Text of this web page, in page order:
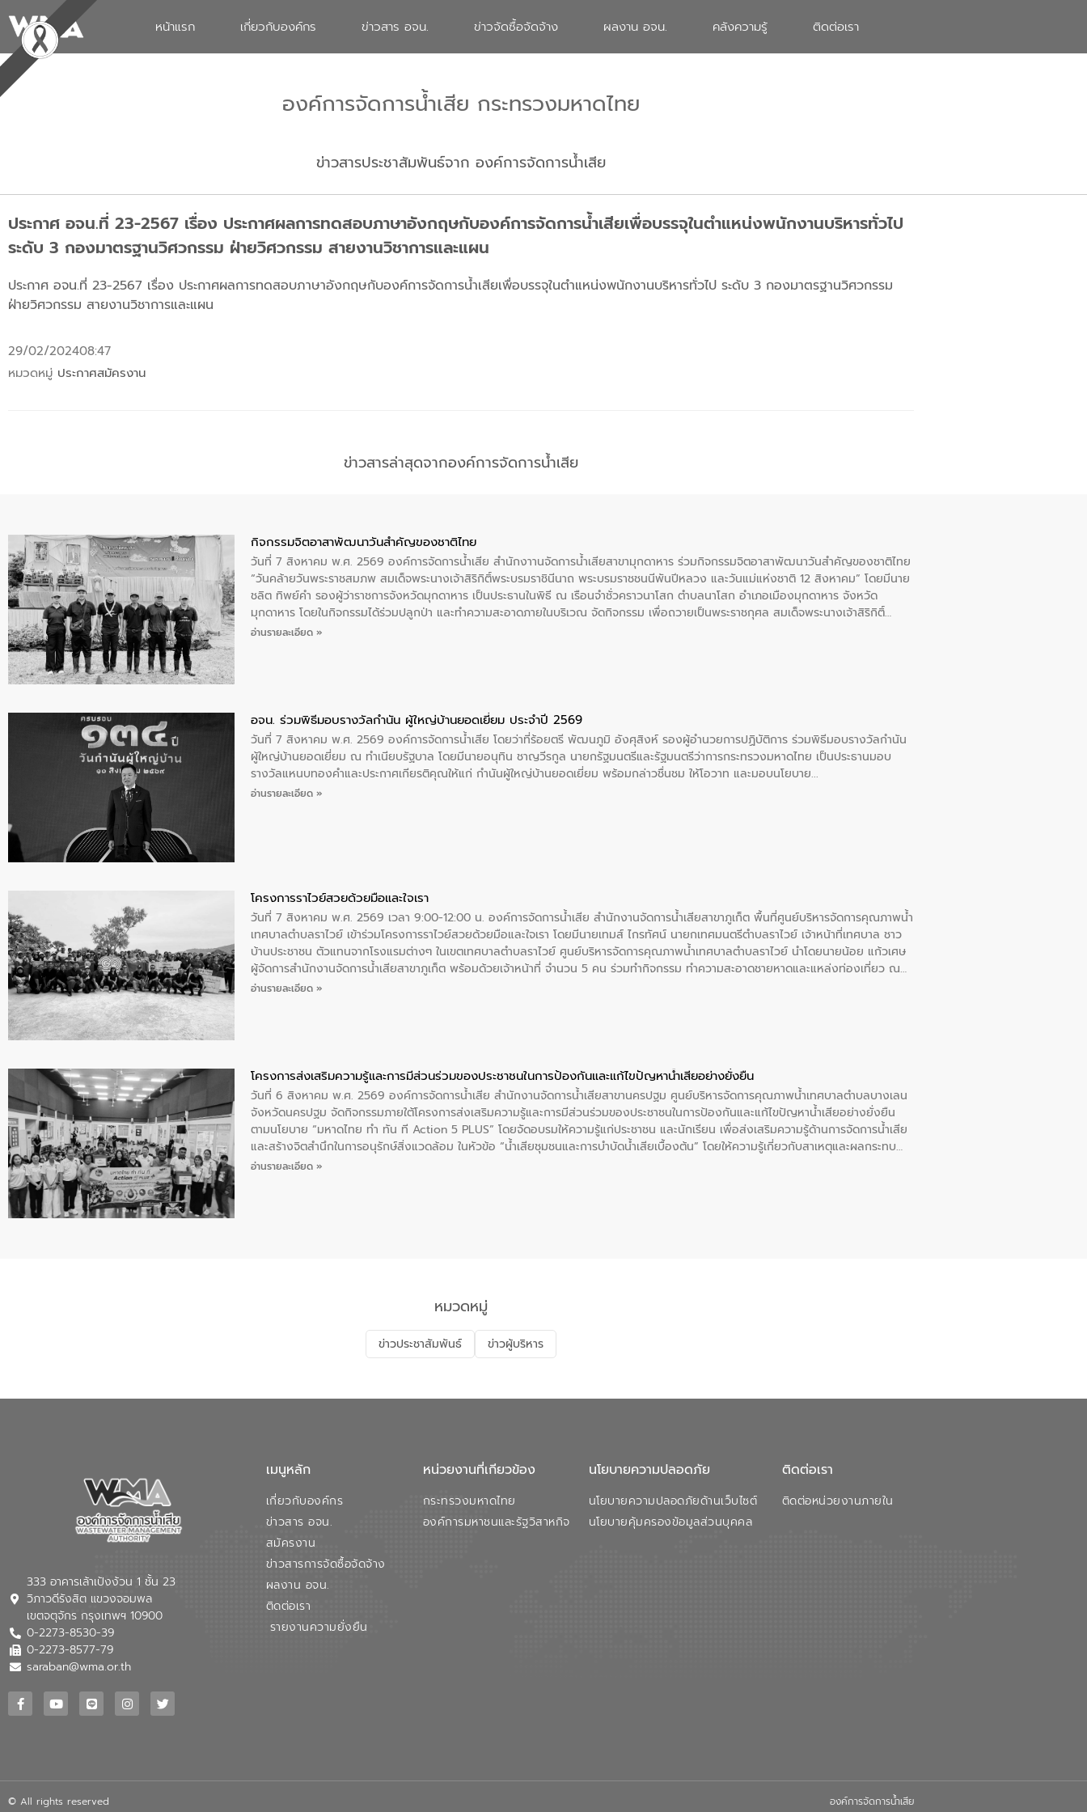
หน้าแรก เกี่ยวกับองค์กร ข่าวสาร อจน. ข่าวจัดซื้อจัดจ้าง ผลงาน อจน. คลังความรู้ ติดต่อเรา
องค์การจัดการน้ำเสีย กระทรวงมหาดไทย
ข่าวสารประชาสัมพันธ์จาก องค์การจัดการน้ำเสีย
ประกาศ อจน.ที่ 23-2567 เรื่อง ประกาศผลการทดสอบภาษาอังกฤษกับองค์การจัดการน้ำเสียเพื่อบรรจุในตำแหน่งพนักงานบริหารทั่วไป
ระดับ 3 กองมาตรฐานวิศวกรรม ฝ่ายวิศวกรรม สายงานวิชาการและแผน
ประกาศ อจน.ที่ 23-2567 เรื่อง ประกาศผลการทดสอบภาษาอังกฤษกับองค์การจัดการน้ำเสียเพื่อบรรจุในตำแหน่งพนักงานบริหารทั่วไป ระดับ 3 กองมาตรฐานวิศวกรรม
ฝ่ายวิศวกรรม สายงานวิชาการและแผน
29/02/202408:47
หมวดหมู่ ประกาศสมัครงาน
ข่าวสารล่าสุดจากองค์การจัดการน้ำเสีย
กิจกรรมจิตอาสาพัฒนาวันสําคัญของชาติไทย
วันที่ 7 สิงหาคม พ.ศ. 2569 องค์การจัดการน้ำเสีย สำนักงาานจัดการน้ำเสียสาขามุกดาหาร ร่วมกิจกรรมจิตอาสาพัฒนาวันสําคัญของชาติไทย
“วันคล้ายวันพระราชสมภพ สมเด็จพระนางเจ้าสิริกิติ์พระบรมราชินีนาถ พระบรมราชชนนีพันปีหลวง และวันแม่แห่งชาติ 12 สิงหาคม” โดยมีนาย
ชลิต ทิพย์คำ รองผู้ว่าราชการจังหวัดมุกดาหาร เป็นประธานในพิธี ณ เรือนจําชั่วคราวนาโสก ตําบลนาโสก อําเภอเมืองมุกดาหาร จังหวัด
มุกดาหาร โดยในกิจกรรมได้ร่วมปลูกป่า และทําความสะอาดภายในบริเวณ จัดกิจกรรม เพื่อถวายเป็นพระราชกุศล สมเด็จพระนางเจ้าสิริกิติ์
พระบรมราชินีนาถ พระบรมราชชนนีพันปีหลวง พร้อมถวายสัจปฏิญาณ ทำความดีด้วยหัวใจ
อ่านรายละเอียด »
อจน. ร่วมพิธีมอบรางวัลกำนัน ผู้ใหญ่บ้านยอดเยี่ยม ประจำปี 2569
วันที่ 7 สิงหาคม พ.ศ. 2569 องค์การจัดการน้ำเสีย โดยว่าที่ร้อยตรี พัฒนภูมิ อังศุสิงห์ รองผู้อำนวยการปฏิบัติการ ร่วมพิธีมอบรางวัลกำนัน
ผู้ใหญ่บ้านยอดเยี่ยม ณ ทำเนียบรัฐบาล โดยมีนายอนุทิน ชาญวีรกูล นายกรัฐมนตรีและรัฐมนตรีว่าการกระทรวงมหาดไทย เป็นประธานมอบ
รางวัลแหนบทองคำและประกาศเกียรติคุณให้แก่ กำนันผู้ใหญ่บ้านยอดเยี่ยม พร้อมกล่าวชื่นชม ให้โอวาท และมอบนโยบาย
อ่านรายละเอียด »
โครงการราไวย์สวยด้วยมือและใจเรา
วันที่ 7 สิงหาคม พ.ศ. 2569 เวลา 9:00-12:00 น. องค์การจัดการน้ำเสีย สำนักงานจัดการน้ำเสียสาขาภูเก็ต พื้นที่ศูนย์บริหารจัดการคุณภาพน้ำ
เทศบาลตำบลราไวย์ เข้าร่วมโครงการราไวย์สวยด้วยมือและใจเรา โดยมีนายเทมส์ ไกรทัศน์ นายกเทศมนตรีตำบลราไวย์ เจ้าหน้าที่เทศบาล ชาว
บ้านประชาชน ตัวแทนจากโรงแรมต่างๆ ในเขตเทศบาลตำบลราไวย์ ศูนย์บริหารจัดการคุณภาพน้ำเทศบาลตำบลราไวย์ นำโดยนายน้อย แก้วเศษ
ผู้จัดการสำนักงานจัดการน้ำเสียสาขาภูเก็ต พร้อมด้วยเจ้าหน้าที่ จำนวน 5 คน ร่วมทำกิจกรรม ทำความสะอาดชายหาดและแหล่งท่องเที่ยว ณ
บริเวณแหลมพรหมเทพ หมู่ที่ 6 ตำบลราไวย์ อำเภอเมือง จังหวัดภูเก็ต
อ่านรายละเอียด »
โครงการส่งเสริมความรู้และการมีส่วนร่วมของประชาชนในการป้องกันและแก้ไขปัญหาน้ำเสียอย่างยั่งยืน
วันที่ 6 สิงหาคม พ.ศ. 2569 องค์การจัดการน้ำเสีย สำนักงานจัดการน้ำเสียสาขานครปฐม ศูนย์บริหารจัดการคุณภาพน้ำเทศบาลตำบลบางเลน
จังหวัดนครปฐม จัดกิจกรรมภายใต้โครงการส่งเสริมความรู้และการมีส่วนร่วมของประชาชนในการป้องกันและแก้ไขปัญหาน้ำเสียอย่างยั่งยืน
ตามนโยบาย “มหาดไทย ทำ ทัน ที Action 5 PLUS” โดยจัดอบรมให้ความรู้แก่ประชาชน และนักเรียน เพื่อส่งเสริมความรู้ด้านการจัดการน้ำเสีย
และสร้างจิตสำนึกในการอนุรักษ์สิ่งแวดล้อม ในหัวข้อ “น้ำเสียชุมชนและการบำบัดน้ำเสียเบื้องต้น” โดยให้ความรู้เกี่ยวกับสาเหตุและผลกระทบ
ของน้ำเสีย แนวทางการลดการเกิดน้ำเสียจากแหล่งกำเนิด การบำบัดน้ำเสียเบื้องต้นในครัวเรือน ณ เทศบาลตำบลบางเลน จังหวัดนครปฐม
อ่านรายละเอียด »
หมวดหมู่
ข่าวประชาสัมพันธ์ ข่าวผู้บริหาร
333 อาคารเล้าเป้งง้วน 1 ชั้น 23
วิภาวดีรังสิต แขวงจอมพล
เขตจตุจักร กรุงเทพฯ 10900
0-2273-8530-39
0-2273-8577-79
saraban@wma.or.th
เมนูหลัก
เกี่ยวกับองค์กร
ข่าวสาร อจน.
สมัครงาน
ข่าวสารการจัดซื้อจัดจ้าง
ผลงาน อจน.
ติดต่อเรา
รายงานความยั่งยืน
หน่วยงานที่เกียวข้อง
กระทรวงมหาดไทย
องค์การมหาชนและรัฐวิสาหกิจ
นโยบายความปลอดภัย
นโยบายความปลอดภัยด้านเว็บไซต์
นโยบายคุ้มครองข้อมูลส่วนบุคคล
ติดต่อเรา
ติดต่อหน่วยงานภายใน
© All rights reserved องค์การจัดการน้ำเสีย